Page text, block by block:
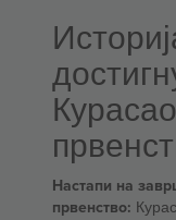
Настапи на
првенство: